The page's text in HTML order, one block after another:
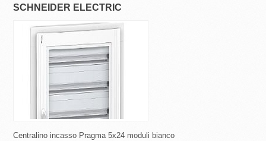
SCHNEIDER ELECTRIC
Centralino incasso Pragma 5x24 moduli bianco